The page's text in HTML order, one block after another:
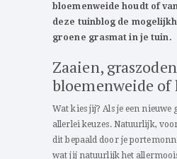
bloemenweide houdt of
deze tuinblog de
groene grasmat in je tuin.
Zaaien,
bloemenweide of
Wat kies jij? Als je een nieuwe
allerlei keuzes. Natuurlijk,
dit bepaald door je
wat jij natuurlijk het